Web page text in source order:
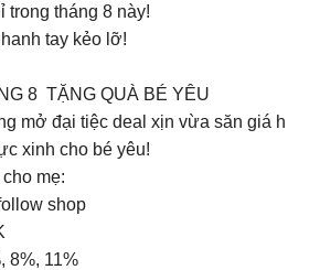
trong tháng 8 này!
tay kẻo lỡ!
8 TẶNG QUÀ BÉ YÊU
mở đại tiệc deal xịn vừa săn giá h
xinh cho bé yêu!
cho mẹ:
shop
8%, 11%